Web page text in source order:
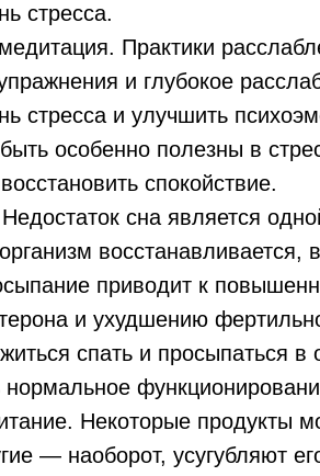
стресса.
Практики
и глубокое
стресса и улучшить
особенно полезны в
спокойствие.
сна является
восстанавливается,
приводит к
и ухудшению
спать и просыпаться
Некоторые продукты
— наоборот, усугубляют